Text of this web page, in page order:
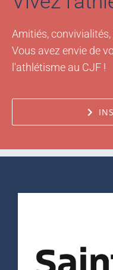
Amitiés,
Vous avez envie de
l'athlétisme au CJF !